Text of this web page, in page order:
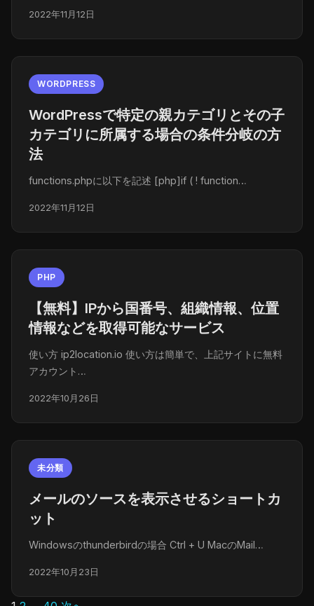
2022年11月12日
WORDPRESS
WordPressで特定の親カテゴリとその子
カテゴリに所属する場合の条件分岐の方
法
functions.phpに以下を記述 [php]if ( ! function…
2022年11月12日
PHP
【無料】IPから国番号、組織情報、位置
情報などを取得可能なサービス
使い方 ip2location.io 使い方は簡単で、上記サイトに無料
アカウント…
2022年10月26日
未分類
メールのソースを表示させるショートカ
ット
Windowsのthunderbirdの場合 Ctrl + U MacのMail…
2022年10月23日